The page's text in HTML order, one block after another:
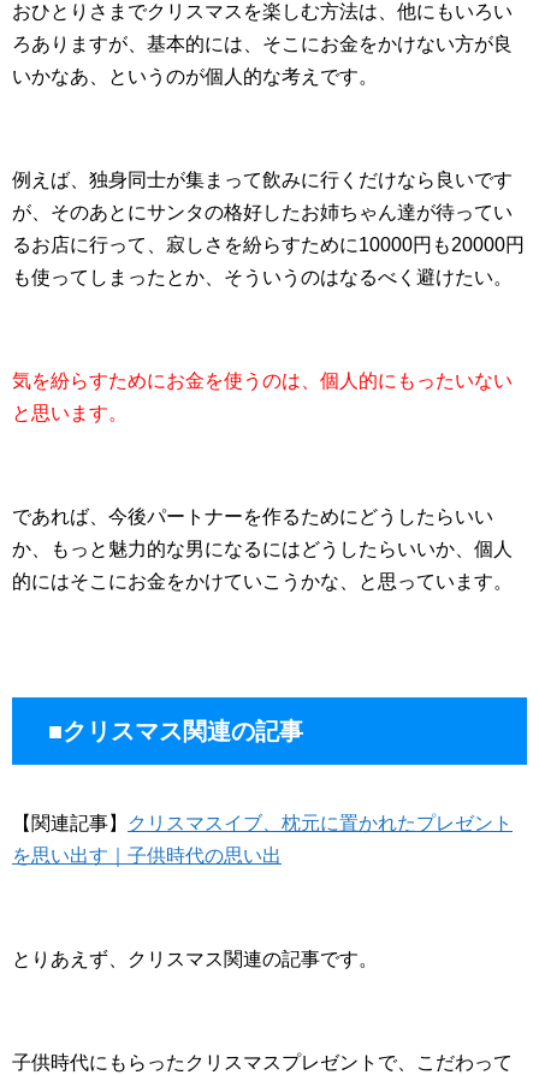
おひとりさまでクリスマスを楽しむ方法は、他にもいろい
ろありますが、基本的には、そこにお金をかけない方が良
いかなあ、というのが個人的な考えです。
例えば、独身同士が集まって飲みに行くだけなら良いです
が、そのあとにサンタの格好したお姉ちゃん達が待ってい
るお店に行って、寂しさを紛らすために10000円も20000円
も使ってしまったとか、そういうのはなるべく避けたい。
気を紛らすためにお金を使うのは、個人的にもったいない
と思います。
であれば、今後パートナーを作るためにどうしたらいい
か、もっと魅力的な男になるにはどうしたらいいか、個人
的にはそこにお金をかけていこうかな、と思っています。
■クリスマス関連の記事
【関連記事】
クリスマスイブ、枕元に置かれたプレゼント
を思い出す｜子供時代の思い出
とりあえず、クリスマス関連の記事です。
子供時代にもらったクリスマスプレゼントで、こだわって